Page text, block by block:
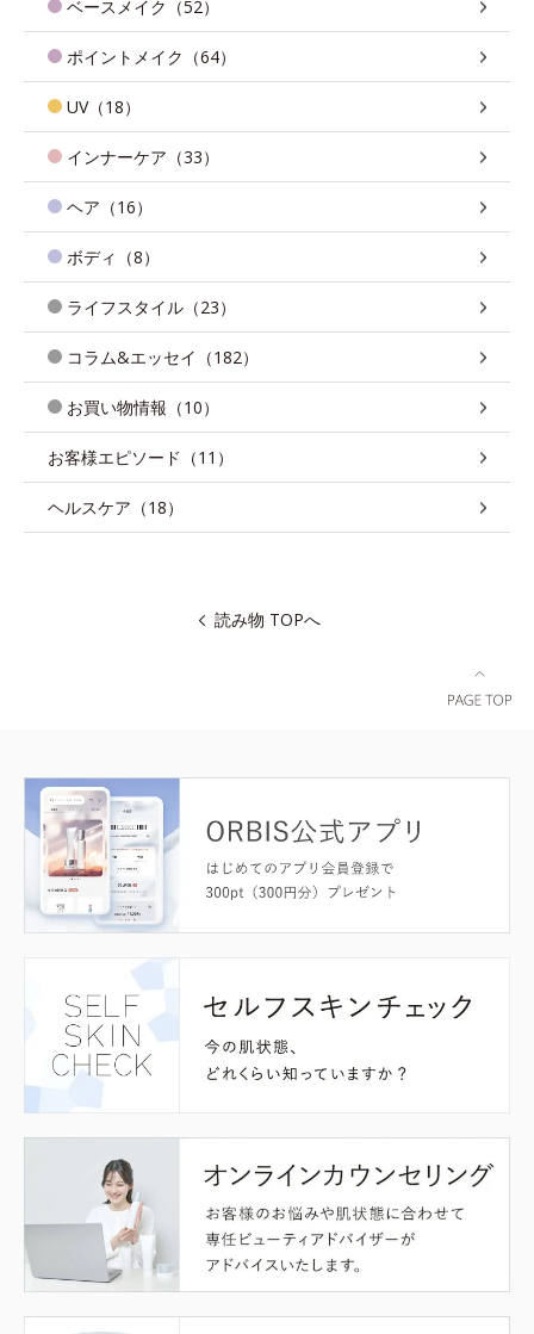
ベースメイク（52）
ポイントメイク（64）
UV（18）
インナーケア（33）
ヘア（16）
ボディ（8）
ライフスタイル（23）
コラム&エッセイ（182）
お買い物情報（10）
お客様エピソード（11）
ヘルスケア（18）
読み物 TOPへ